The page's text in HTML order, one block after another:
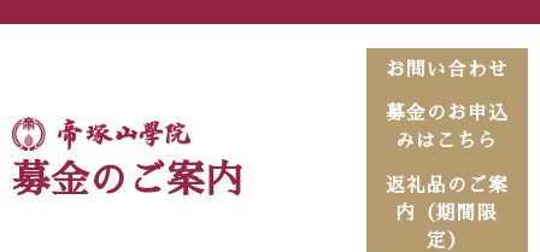
募金のご案内
お問い合わせ
募金のお申込
みはこちら
返礼品のご案
内（期間限
定）